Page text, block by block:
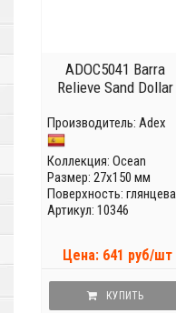
ADOC5041 Barra
Relieve Sand Dollar
Производитель: Adex
Коллекция: Ocean
Размер: 27x150 мм
Поверхность:
Артикул: 10346
Цена: 641 руб/шт
КУПИТЬ